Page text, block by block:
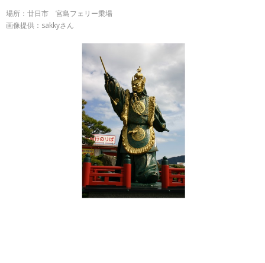
場所：廿日市 宮島フェリー乗場
画像提供：sakkyさん